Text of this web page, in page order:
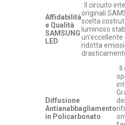
Affidabilità
e Qualità
SAMSUNG
LED
: Il circuito
originali
scelta
luminoso
un'eccellente
ridotta
Diffusione
Antianabbagliamento
in Policarbonato
: